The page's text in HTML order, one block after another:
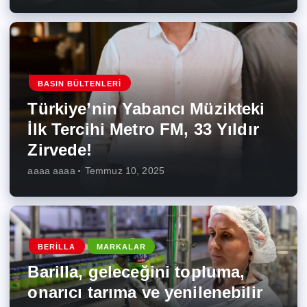
BASIN BÜLTENLERI
Türkiye’nin Yabancı Müzikteki
İlk Tercihi Metro FM, 33 Yıldır
Zirvede!
aaaa aaaa Temmuz 10, 2025
BERILLA MARKALAR
Barilla, geleceğini topluma,
onarıcı tarıma ve yenilenebilir